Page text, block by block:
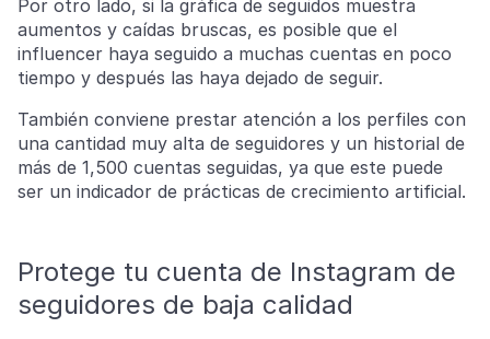
Por otro lado, si la gráfica de seguidos muestra
aumentos y caídas bruscas, es posible que el
influencer haya seguido a muchas cuentas en poco
tiempo y después las haya dejado de seguir.
También conviene prestar atención a los perfiles con
una cantidad muy alta de seguidores y un historial de
más de 1,500 cuentas seguidas, ya que este puede
ser un indicador de prácticas de crecimiento artificial.
Protege tu cuenta de Instagram de
seguidores de baja calidad